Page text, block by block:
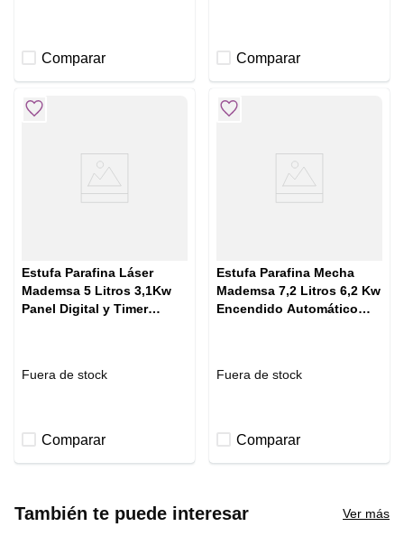
Comparar Comparar
Estufa Parafina Láser
Mademsa 5 Litros 3,1Kw
Panel Digital y Timer
Fuera de stock
Comparar
Estufa Parafina Mecha
Mademsa 7,2 Litros 6,2 Kw
Encendido Automático
Fuera de stock
Comparar
También te puede interesar Ver más